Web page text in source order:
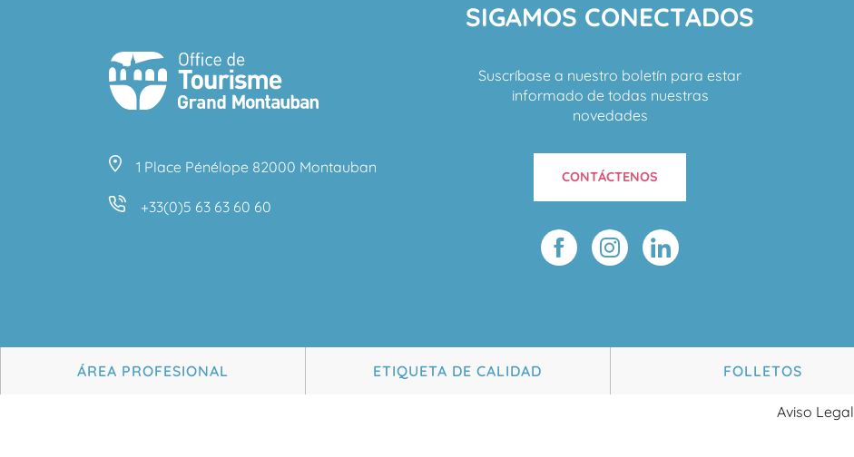
1 Place Pénélope 82000 Montauban
+33(0)5 63 63 60 60
SIGAMOS CONECTADOS
Suscríbase a nuestro boletín para estar
informado de todas nuestras
novedades
CONTÁCTENOS
ÁREA PROFESIONAL ETIQUETA DE CALIDAD FOLLETOS
Aviso Legal